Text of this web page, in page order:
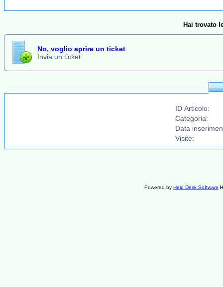
Hai trovato
No, voglio aprire un ticket
Invia un ticket
ID Articolo:
Categoria:
Data
Visite:
Powered by Help Desk Software